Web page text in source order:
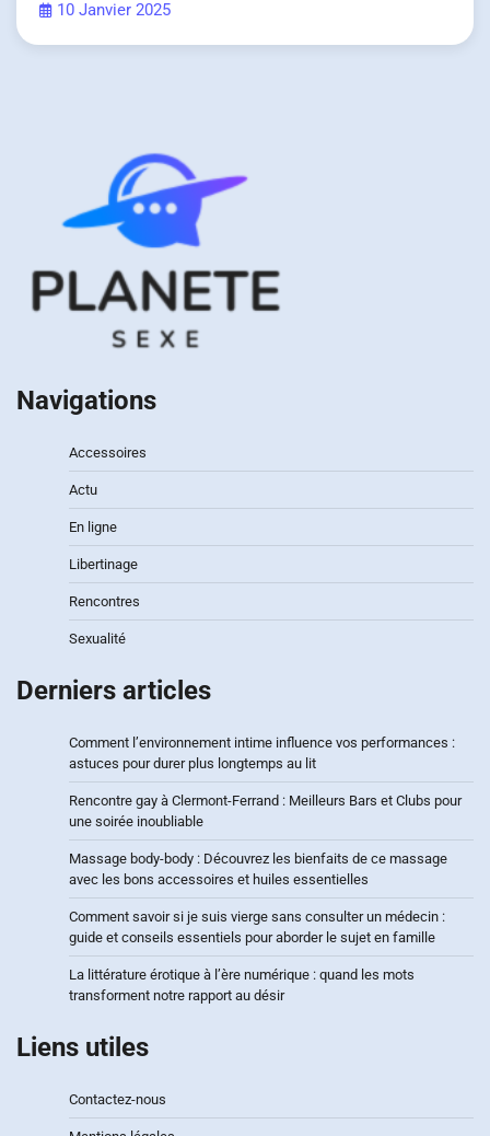
10 Janvier 2025
Navigations
Accessoires
Actu
En ligne
Libertinage
Rencontres
Sexualité
Derniers articles
Comment l’environnement intime influence vos performances :
astuces pour durer plus longtemps au lit
Rencontre gay à Clermont-Ferrand : Meilleurs Bars et Clubs pour
une soirée inoubliable
Massage body-body : Découvrez les bienfaits de ce massage
avec les bons accessoires et huiles essentielles
Comment savoir si je suis vierge sans consulter un médecin :
guide et conseils essentiels pour aborder le sujet en famille
La littérature érotique à l’ère numérique : quand les mots
transforment notre rapport au désir
Liens utiles
Contactez-nous